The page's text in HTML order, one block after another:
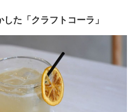
た「クラフトコーラ」